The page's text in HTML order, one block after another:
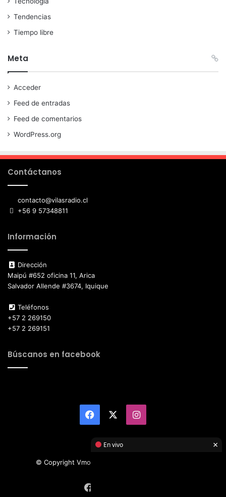
Tendencias
Tiempo libre
Meta
Acceder
Feed de entradas
Feed de comentarios
WordPress.org
Contáctanos
contacto@vilasradio.cl
+56 9 57348811
Información
Dirección
Maipú #652 oficina 11, Arica
Salvador Allende #3674, Iquique
Teléfonos
+57 2 269150
+57 2 269151
Búscanos en facebook
Facebook Instagram
© Copyright Vmotor TI 2026, All Rights Reserved
En vivo ×